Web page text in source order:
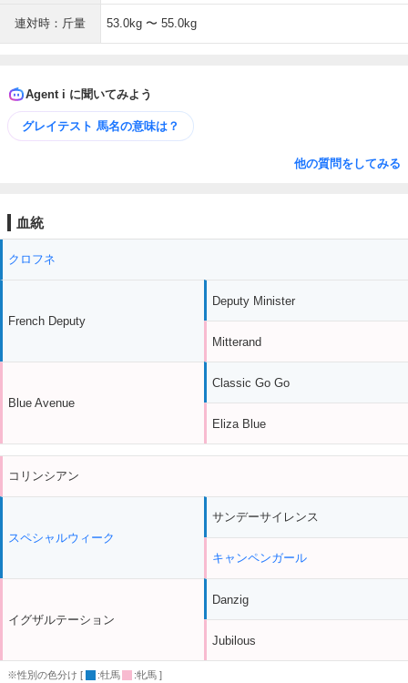
連対時：斤量 53.0kg 〜 55.0kg
Agent i に聞いてみよう
グレイテスト 馬名の意味は？
他の質問をしてみる
血統
クロフネ
French Deputy
Blue Avenue
Deputy Minister
Mitterand
Classic Go Go
Eliza Blue
コリンシアン
スペシャルウィーク
イグザルテーション
サンデーサイレンス
キャンペンガール
Danzig
Jubilous
※性別の色分け [ :牡馬 :牝馬 ]